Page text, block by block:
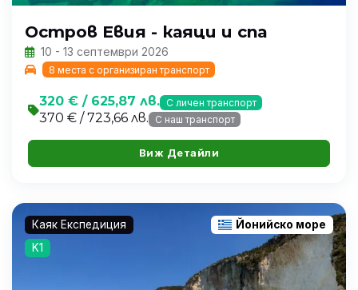
Остров Евия - каяци и спа
10 - 13 септември 2026
8 места с организиран транспорт
320 € / 625,87 лв. С личен транспорт
370 € / 723,66 лв. С наш транспорт
Виж Детайли
Каяк Експедиция
Йонийско море
K1